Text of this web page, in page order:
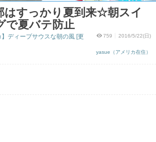
はすっかり夏到来☆朝スイ
で夏バテ防止
759 2016/5/22(日)
yasue（アメリカ在住）
】ディープサウスな朝の風 [更